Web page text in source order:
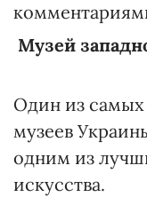
Музей
Один из
музеев
одним из
искусства.